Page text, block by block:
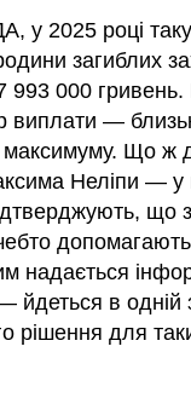
у 2025 році
загиблих
993 000
виплати —
Що ж
Неліпи — у
що
надається
йдеться в одній
рішення для